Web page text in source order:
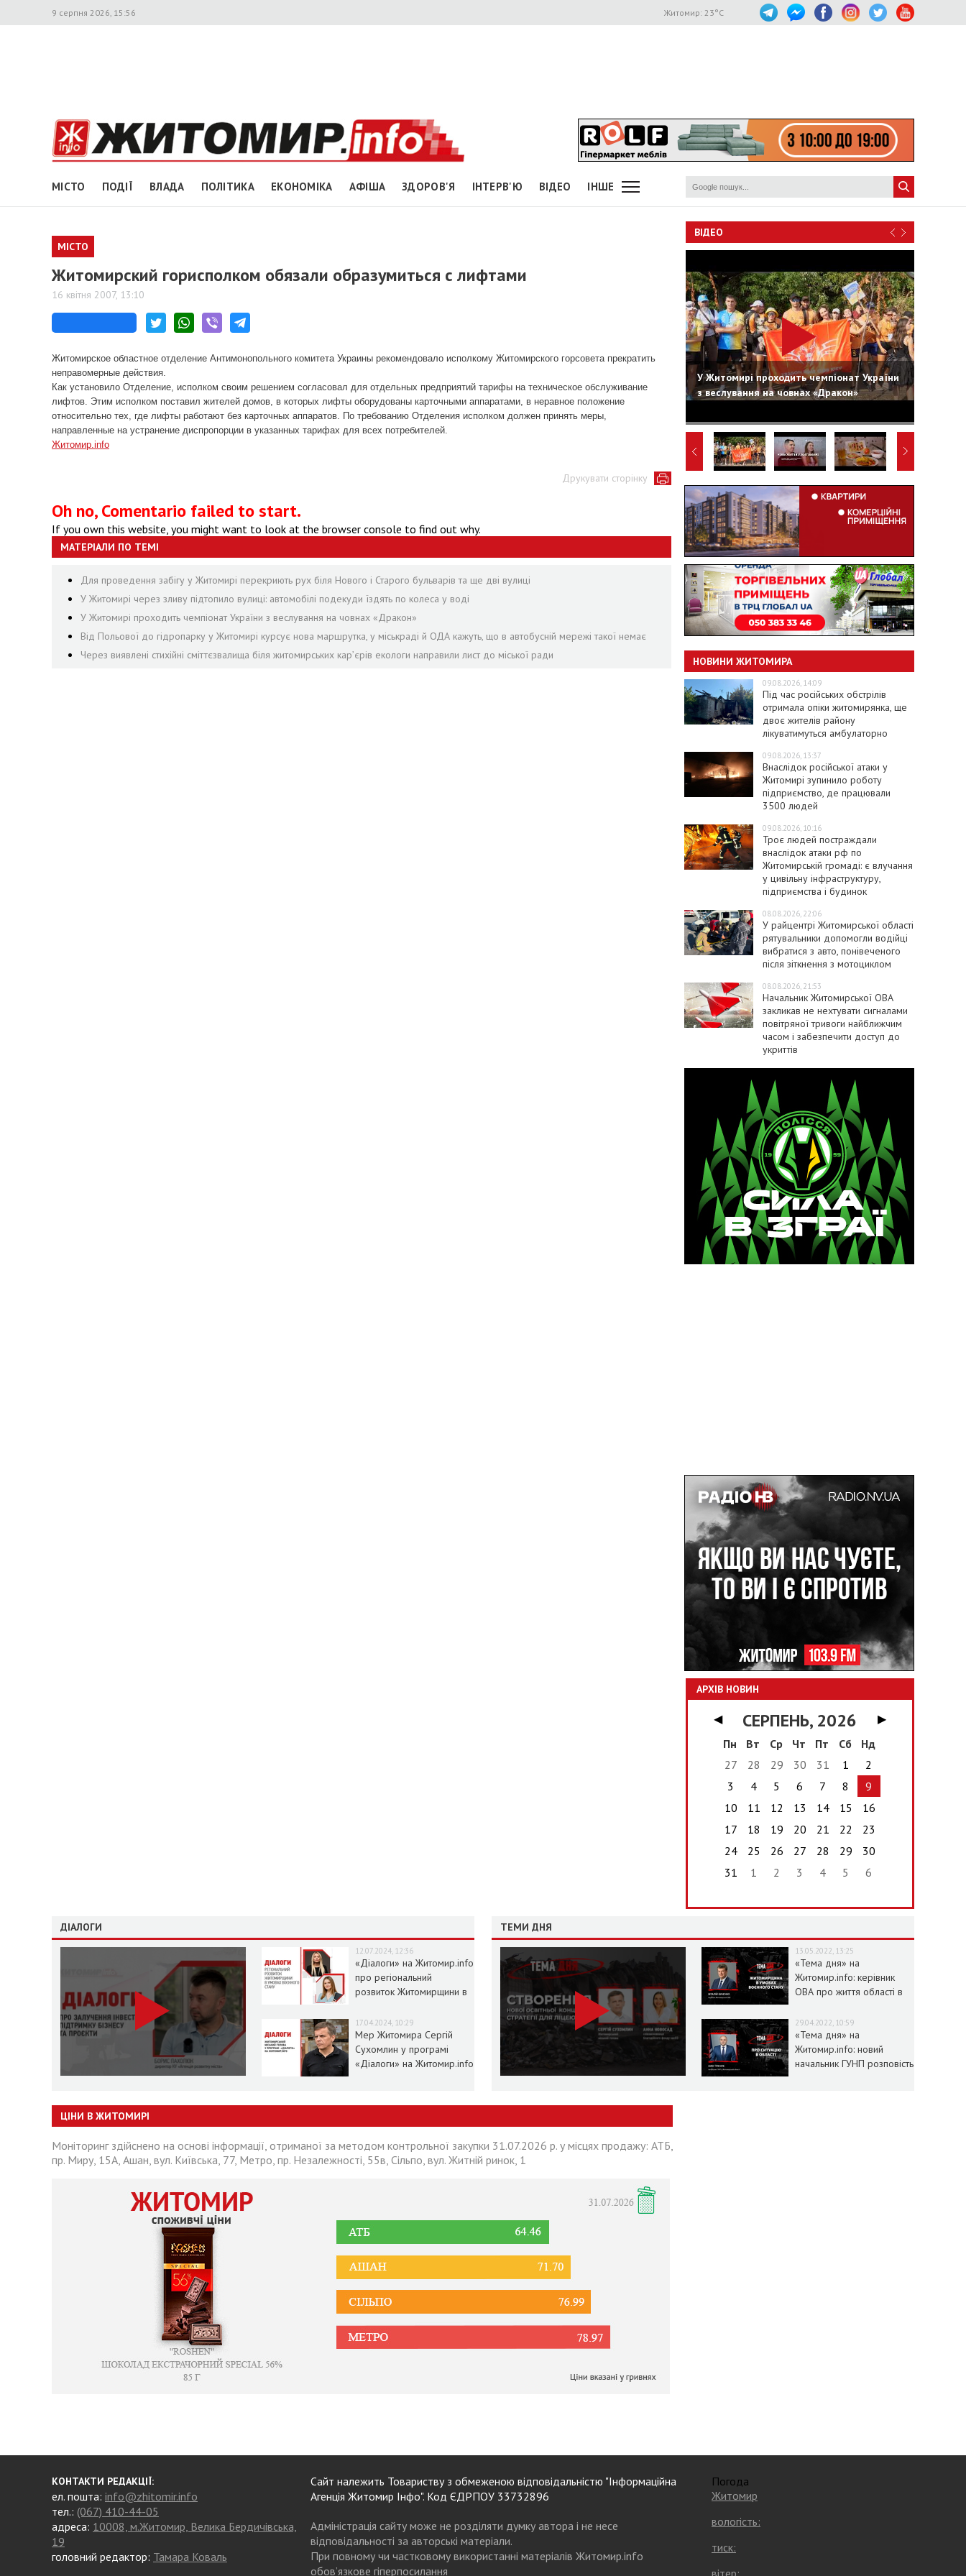
9 серпня 2026, 15:56 Житомир: 23°C
МІСТО ПОДІЇ ВЛАДА ПОЛІТИКА ЕКОНОМІКА АФІША ЗДОРОВ'Я ІНТЕРВ'Ю ВІДЕО ІНШЕ
МІСТО
Житомирский горисполком обязали образумиться с лифтами
16 квітня 2007, 13:10
Житомирское областное отделение Антимонопольного комитета Украины рекомендовало исполкому Житомирского горсовета прекратить
неправомерные действия.
Как установило Отделение, исполком своим решением согласовал для отдельных предприятий тарифы на техническое обслуживание
лифтов. Этим исполком поставил жителей домов, в которых лифты оборудованы карточными аппаратами, в неравное положение
относительно тех, где лифты работают без карточных аппаратов. По требованию Отделения исполком должен принять меры,
направленные на устранение диспропорции в указанных тарифах для всех потребителей.
Житомир.info
Друкувати сторінку
Oh no, Comentario failed to start.
If you own this website, you might want to look at the browser console to find out why.
МАТЕРІАЛИ ПО ТЕМІ
Для проведення забігу у Житомирі перекриють рух біля Нового і Старого бульварів та ще дві вулиці
У Житомирі через зливу підтопило вулиці: автомобілі подекуди їздять по колеса у воді
У Житомирі проходить чемпіонат України з веслування на човнах «Дракон»
Від Польової до гідропарку у Житомирі курсує нова маршрутка, у міськраді й ОДА кажуть, що в автобусній мережі такої немає
Через виявлені стихійні сміттєзвалища біля житомирських кар’єрів екологи направили лист до міської ради
ВІДЕО
У Житомирі проходить чемпіонат України
з веслування на човнах «Дракон»
НОВИНИ ЖИТОМИРА
09.08.2026, 14:09
Під час російських обстрілів
отримала опіки житомирянка, ще
двоє жителів району
лікуватимуться амбулаторно
09.08.2026, 13:37
Внаслідок російської атаки у
Житомирі зупинило роботу
підприємство, де працювали
3500 людей
09.08.2026, 10:16
Троє людей постраждали
внаслідок атаки рф по
Житомирській громаді: є влучання
у цивільну інфраструктуру,
підприємства і будинок
08.08.2026, 22:06
У райцентрі Житомирської області
рятувальники допомогли водійці
вибратися з авто, понівеченого
після зіткнення з мотоциклом
08.08.2026, 21:53
Начальник Житомирської ОВА
закликав не нехтувати сигналами
повітряної тривоги найближчим
часом і забезпечити доступ до
укриттів
АРХІВ НОВИН
◀ СЕРПЕНЬ, 2026
▶
Пн
Вт Ср Чт Пт Сб
Нд
27
28 29 30 31 1
2
3
4 5 6 7 8
9
10
11 12 13 14 15
16
17
18 19 20 21 22
23
24
25 26 27 28 29
30
31
1 2 3 4 5 6
ДІАЛОГИ
12.07.2024, 12:36
«Діалоги» на Житомир.info
про регіональний
розвиток Житомирщини в
17.04.2024, 10:29
Мер Житомира Сергій
Сухомлин у програмі
«Діалоги» на Житомир.info
ТЕМИ ДНЯ
13.05.2022, 13:25
«Тема дня» на
Житомир.info: керівник
ОВА про життя області в
29.04.2022, 10:59
«Тема дня» на
Житомир.info: новий
начальник ГУНП розповість
ЦІНИ В ЖИТОМИРІ
Моніторинг здійснено на основі інформації, отриманої за методом контрольної закупки 31.07.2026 р. у місцях продажу: АТБ,
пр. Миру, 15А, Ашан, вул. Київська, 77, Метро, пр. Незалежності, 55в, Сільпо, вул. Житній ринок, 1
КОНТАКТИ РЕДАКЦІЇ:
ел. пошта: info@zhitomir.info
тел.: (067) 410-44-05
адреса: 10008, м.Житомир, Велика Бердичівська,
19
головний редактор: Тамара Коваль
Сайт належить Товариству з обмеженою відповідальністю "Інформаційна
Агенція Житомир Інфо". Код ЄДРПОУ 33732896
Адміністрація сайту може не розділяти думку автора і не несе
відповідальності за авторські матеріали.
При повному чи частковому використанні матеріалів Житомир.info
обов’язкове гіперпосилання
Погода
Житомир
вологість:
тиск:
вітер: